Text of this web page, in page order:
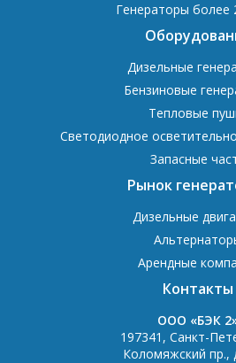
Генераторы более
Дизельные
Бензиновые
Тепловые
Светодиодное
Запасные
Рынок
Дизельные
Арендные
Контакты
OOO «БЭК
197341 , Санкт-
Коломяжский пр.,